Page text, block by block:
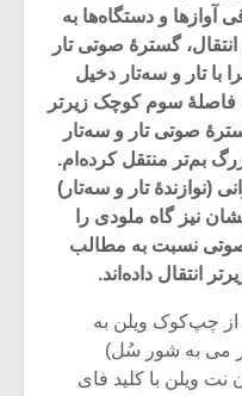
آوازها و دستگاه‌ها به
گسترۀ صوتی تار
تار و سه‌تار دخیل
فاصلۀ سوم کوچک زیرتر
صوتی تار و سه‌تار
بم‌تر منتقل کرده‌ام.
(نوازندۀ تار و سه‌تار)
نیز گاه ملودی را
صوتی نسبت به مطالب
انتقال داده‌اند.
از چپ‌کوک ویلن به
می به شور سُل)
نت ویلن با کلید فای